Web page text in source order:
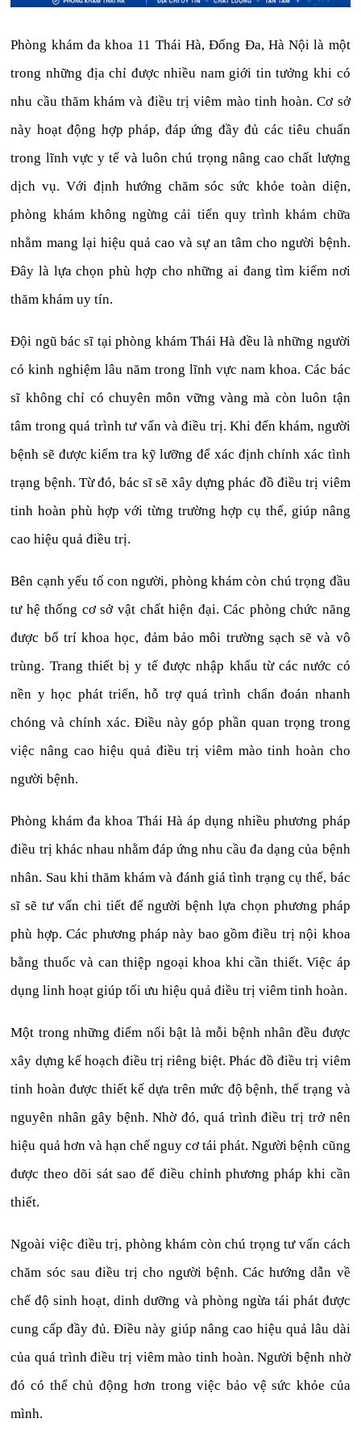
Phòng khám đa khoa 11 Thái Hà, Đống Đa, Hà Nội là một
trong những địa chỉ được nhiều nam giới tin tưởng khi có
nhu cầu thăm khám và điều trị viêm mào tinh hoàn. Cơ sở
này hoạt động hợp pháp, đáp ứng đầy đủ các tiêu chuẩn
trong lĩnh vực y tế và luôn chú trọng nâng cao chất lượng
dịch vụ. Với định hướng chăm sóc sức khỏe toàn diện,
phòng khám không ngừng cải tiến quy trình khám chữa
nhằm mang lại hiệu quả cao và sự an tâm cho người bệnh.
Đây là lựa chọn phù hợp cho những ai đang tìm kiếm nơi
thăm khám uy tín.
Đội ngũ bác sĩ tại phòng khám Thái Hà đều là những người
có kinh nghiệm lâu năm trong lĩnh vực nam khoa. Các bác
sĩ không chỉ có chuyên môn vững vàng mà còn luôn tận
tâm trong quá trình tư vấn và điều trị. Khi đến khám, người
bệnh sẽ được kiểm tra kỹ lưỡng để xác định chính xác tình
trạng bệnh. Từ đó, bác sĩ sẽ xây dựng phác đồ điều trị viêm
tinh hoàn phù hợp với từng trường hợp cụ thể, giúp nâng
cao hiệu quả điều trị.
Bên cạnh yếu tố con người, phòng khám còn chú trọng đầu
tư hệ thống cơ sở vật chất hiện đại. Các phòng chức năng
được bố trí khoa học, đảm bảo môi trường sạch sẽ và vô
trùng. Trang thiết bị y tế được nhập khẩu từ các nước có
nền y học phát triển, hỗ trợ quá trình chẩn đoán nhanh
chóng và chính xác. Điều này góp phần quan trọng trong
việc nâng cao hiệu quả điều trị viêm mào tinh hoàn cho
người bệnh.
Phòng khám đa khoa Thái Hà áp dụng nhiều phương pháp
điều trị khác nhau nhằm đáp ứng nhu cầu đa dạng của bệnh
nhân. Sau khi thăm khám và đánh giá tình trạng cụ thể, bác
sĩ sẽ tư vấn chi tiết để người bệnh lựa chọn phương pháp
phù hợp. Các phương pháp này bao gồm điều trị nội khoa
bằng thuốc và can thiệp ngoại khoa khi cần thiết. Việc áp
dụng linh hoạt giúp tối ưu hiệu quả điều trị viêm tinh hoàn.
Một trong những điểm nổi bật là mỗi bệnh nhân đều được
xây dựng kế hoạch điều trị riêng biệt. Phác đồ điều trị viêm
tinh hoàn được thiết kế dựa trên mức độ bệnh, thể trạng và
nguyên nhân gây bệnh. Nhờ đó, quá trình điều trị trở nên
hiệu quả hơn và hạn chế nguy cơ tái phát. Người bệnh cũng
được theo dõi sát sao để điều chỉnh phương pháp khi cần
thiết.
Ngoài việc điều trị, phòng khám còn chú trọng tư vấn cách
chăm sóc sau điều trị cho người bệnh. Các hướng dẫn về
chế độ sinh hoạt, dinh dưỡng và phòng ngừa tái phát được
cung cấp đầy đủ. Điều này giúp nâng cao hiệu quả lâu dài
của quá trình điều trị viêm mào tinh hoàn. Người bệnh nhờ
đó có thể chủ động hơn trong việc bảo vệ sức khỏe của
mình.